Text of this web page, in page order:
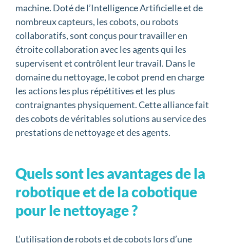
machine. Doté de l’Intelligence Artificielle et de
nombreux capteurs, les cobots, ou robots
collaboratifs, sont conçus pour travailler en
étroite collaboration avec les agents qui les
supervisent et contrôlent leur travail. Dans le
domaine du nettoyage, le cobot prend en charge
les actions les plus répétitives et les plus
contraignantes physiquement. Cette alliance fait
des cobots de véritables solutions au service des
prestations de nettoyage et des agents.
Quels sont les avantages de la
robotique et de la cobotique
pour le nettoyage ?
L’utilisation de robots et de cobots lors d’une